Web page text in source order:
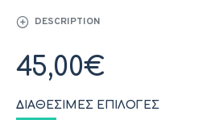
DESCRIPTION
45,00€
ΔΙΑΘΈΣΙΜΕΣ ΕΠΙΛΟΓΈΣ